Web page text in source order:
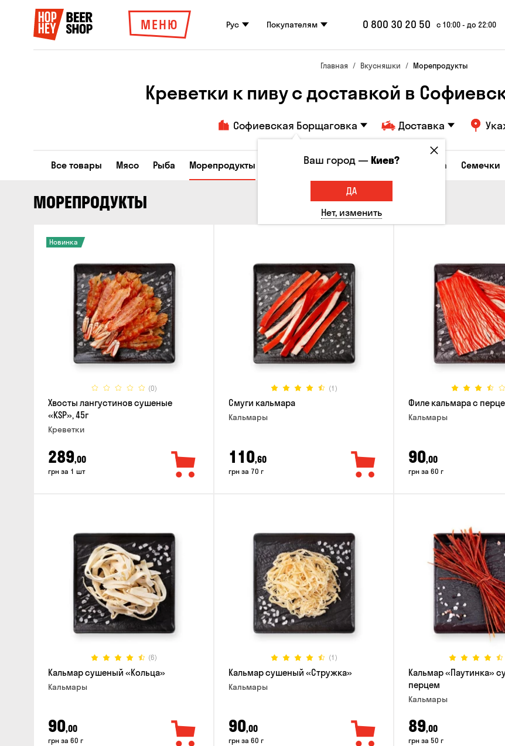
МЕНЮ Рус Покупателям 0 800 30 20 50 с 10:00 - до 22:00
Главная Вкусняшки Морепродукты
Креветки к пиву с доставкой в
Софиевская Борщаговка Доставка
Все товары Мясо Рыба Морепродукты Сырные закуски Орешки Кукуруза Семечки
МОРЕПРОДУКТЫ
(0)
Новинка
Хвосты лангустинов сушеные
«KSP», 45г
Креветки
289,00
грн за 1 шт
(1)
Смуги кальмара
Кальмары
110,60
грн за 70 г
Филе кальмара с
Кальмары
90,00
грн за 60 г
(6)
Кальмар сушеный «Кольца»
Кальмары
90,00
грн за 60 г
(1)
Кальмар сушеный «Стружка»
Кальмары
90,00
грн за 60 г
Кальмар «Паутинка»
перцем
Кальмары
89,00
грн за 50 г
Ваш город —Киев?
ДА
Нет, изменить